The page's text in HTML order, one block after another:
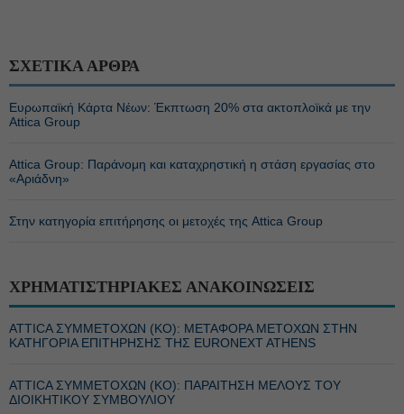
ΣΧΕΤΙΚΑ ΑΡΘΡΑ
Ευρωπαϊκή Κάρτα Νέων: Έκπτωση 20% στα ακτοπλοϊκά με την
Attica Group
Attica Group: Παράνομη και καταχρηστική η στάση εργασίας στο
«Αριάδνη»
Στην κατηγορία επιτήρησης οι μετοχές της Attica Group
ΧΡΗΜΑΤΙΣΤΗΡΙΑΚΕΣ ΑΝΑΚΟΙΝΩΣΕΙΣ
ATTICA ΣΥΜΜΕΤΟΧΩΝ (KΟ): ΜΕΤΑΦΟΡΑ ΜΕΤΟΧΩΝ ΣΤΗΝ
ΚΑΤΗΓΟΡΙΑ ΕΠΙΤΗΡΗΣΗΣ ΤΗΣ EURONEXT ATHENS
ATTICA ΣΥΜΜΕΤΟΧΩΝ (KΟ): ΠΑΡΑΙΤΗΣΗ ΜΕΛΟΥΣ ΤΟΥ
ΔΙΟΙΚΗΤΙΚΟΥ ΣΥΜΒΟΥΛΙΟΥ